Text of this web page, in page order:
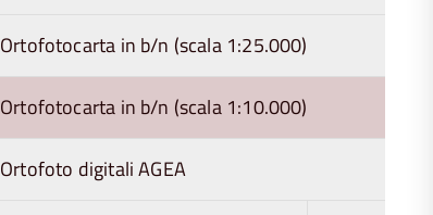
Ortofotocarta in b/n (scala 1:25.000)
Ortofotocarta in b/n (scala 1:10.000)
Ortofoto digitali AGEA